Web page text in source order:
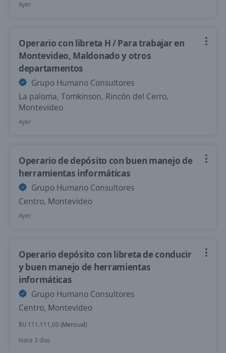
Ayer
Operario con libreta H / Para trabajar en
Montevideo, Maldonado y otros
departamentos
Grupo Humano Consultores
La paloma, Tomkinson, Rincón del Cerro,
Montevideo
Ayer
Operario de depósito con buen manejo de
herramientas informáticas
Grupo Humano Consultores
Centro, Montevideo
Ayer
Operario depósito con libreta de conducir
y buen manejo de herramientas
informáticas
Grupo Humano Consultores
Centro, Montevideo
$U 111.111,00 (Mensual)
Hace 3 días